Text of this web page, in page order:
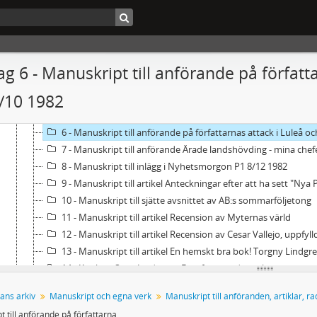
6 - Manuskript till anförande på
1982
7 - Manuskript till artiklar och anföranden 1981
8 - Manuskript till artiklar och anföranden 1982
2 - Manuskript till anförande på Kulturrådets och
3 - Utkast till tal på Folkets Hus i Jörn
4 - Manuskript till anförande på midsommar helgfirande i
6 - Manuskript till anförande på författarnas attack i Luleå
7 - Manuskript till anförande Ärade landshövding - mina
8 - Manuskript till inlägg i Nyhetsmorgon P1 8/12 1982
9 - Manuskript till artikel Anteckningar efter att ha sett "Nya
10 - Manuskript till sjätte avsnittet av AB:s sommarföljetong
11 - Manuskript till artikel Recension av Myternas värld
12 - Manuskript till artikel Recension av Cesar Vallejo,
13 - Manuskript till artikel En hemskt bra bok! Torgny
14 - Kritik av Sven Lindquist, En gift mans dagbok
16 - Manuskript till artiklar i Vietnamfrågan
arkiv Manuskript och egna verk
Manuskript till anförande på författarnas attack i Luleå och Skellefteå 27-28/10 1982